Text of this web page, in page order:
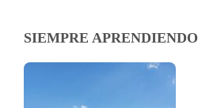
SIEMPRE APRENDIENDO